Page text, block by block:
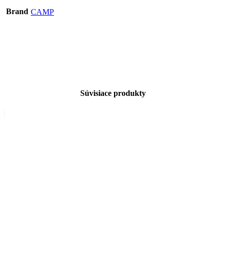
Brand CAMP
Súvisiace produkty